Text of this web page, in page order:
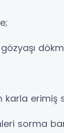
karla erimiş
sorma